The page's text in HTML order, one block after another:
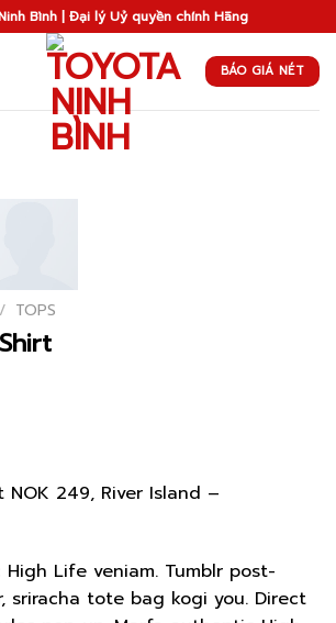
Bình | Đại lý Uỷ quyền chính Hãng
BÁO GIÁ NÉT
/ TOPS
NOK 249, River Island –
Life veniam. Tumblr post-
sriracha tote bag kogi you. Direct